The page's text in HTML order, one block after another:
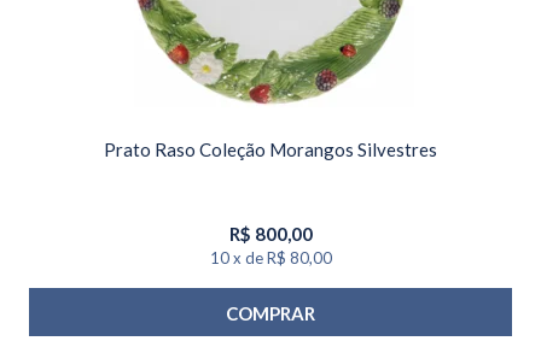
Prato Raso Coleção Morangos Silvestres
R$ 800,00
10 x de R$ 80,00
COMPRAR